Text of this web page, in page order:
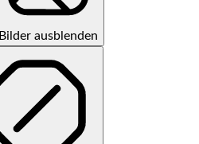
Bilder ausblenden